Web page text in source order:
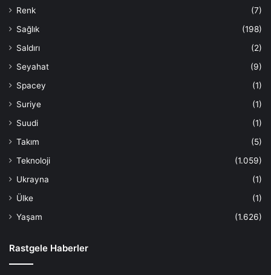
Renk
(7)
Sağlık
(198)
Saldırı
(2)
Seyahat
(9)
Spacey
(1)
Suriye
(1)
Suudi
(1)
Takım
(5)
Teknoloji
(1.059)
Ukrayna
(1)
Ülke
(1)
Yaşam
(1.626)
Rastgele Haberler